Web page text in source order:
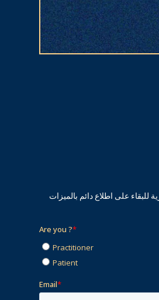
للبقاء على اطلاع دائم بالميزات